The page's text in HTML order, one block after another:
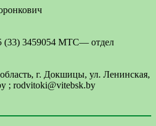
(33) 3459054 МТС— отдел
г. Докшицы, ул. Ленинская,
; rodvitoki@vitebsk.by